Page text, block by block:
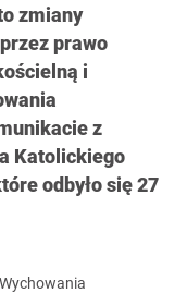
zmiany
prawo
i
z
Katolickiego
odbyło się 27